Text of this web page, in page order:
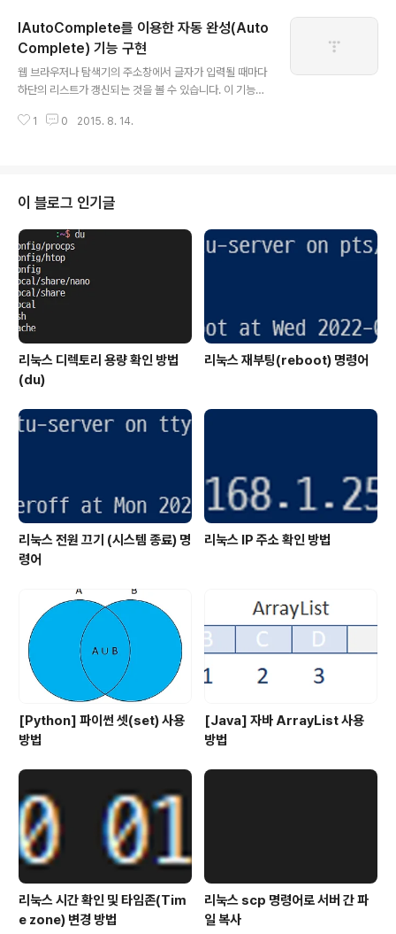
이틀로 사용하는 방법은 다음과 같습니다.1. exe 파일명
변경가장 간단한 방법은 exe 파일명을 변경하는 방법입니
다.이 방법은 간단하지만 exe 파일명과 다른 타이틀을 사
용하고 싶을 때는 사용할 수 없습니다.2. Resource의 St
ring Table에 AFX_IDS_APP_TITLE을 추가String Ta
ble에 AFX_IDS_APP_TI..
IAutoComplete를 이용한 자동 완성(Auto
Complete) 기능 구현
웹 브라우저나 탐색기의 주소창에서 글자가 입력될 때마다
하단의 리스트가 갱신되는 것을 볼 수 있습니다. 이 기능은
은 SHAutoComplete()라는 API를 사용해서 간단하게
박스를 만들 수 있습니다. SHAutoComplete() 함수는
에디트 컨트롤의 핸들(HWND)과 플래그를 전달 받습니
다. 함수의 원형은 다음과 같습니다. HRESULT SHAuto
Complete(HWND hwndEdit, DWORD dwFlags);
이 방법으로 주소를 쉽게 적용하는 것이 가능합니다..
1 0 2015. 8. 14.
이 블로그 인기글
리눅스 디렉토리 용량 확인 방법
(du)
리눅스 재부팅(reboot) 명령어
리눅스 전원 끄기 (시스템 종료) 명
령어
리눅스 IP 주소 확인 방법
[Python] 파이썬 셋(set) 사용
방법
[Java] 자바 ArrayList 사용
방법
리눅스 시간 확인 및 타임존(Tim
e zone) 변경 방법
리눅스 scp 명령어로 서버 간 파
일 복사